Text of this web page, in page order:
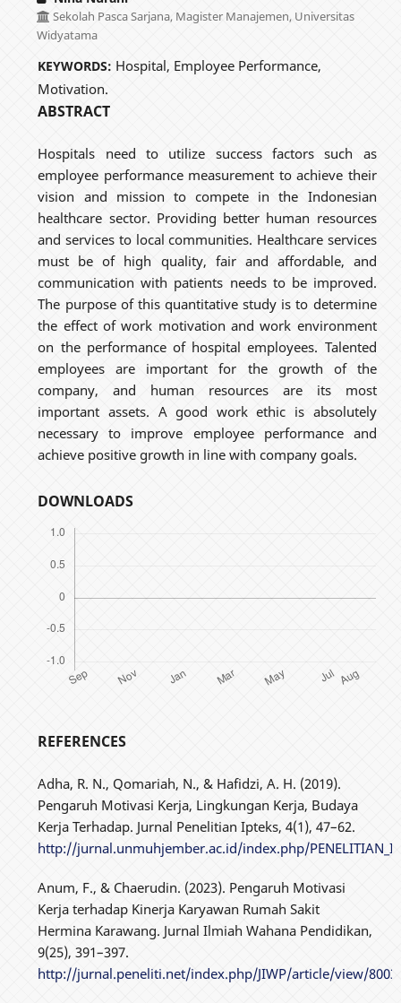
Sekolah Pasca Sarjana, Magister Manajemen, Universitas
Widyatama
KEYWORDS: Hospital, Employee Performance,
Motivation.
ABSTRACT
Hospitals need to utilize success factors such as
employee performance measurement to achieve their
vision and mission to compete in the Indonesian
healthcare sector. Providing better human resources
and services to local communities. Healthcare services
must be of high quality, fair and affordable, and
communication with patients needs to be improved.
The purpose of this quantitative study is to determine
the effect of work motivation and work environment
on the performance of hospital employees. Talented
employees are important for the growth of the
company, and human resources are its most
important assets. A good work ethic is absolutely
necessary to improve employee performance and
achieve positive growth in line with company goals.
DOWNLOADS
REFERENCES
Adha, R. N., Qomariah, N., & Hafidzi, A. H. (2019).
Pengaruh Motivasi Kerja, Lingkungan Kerja, Budaya
Kerja Terhadap. Jurnal Penelitian Ipteks, 4(1), 47–62.
http://jurnal.unmuhjember.ac.id/index.php/
Anum, F., & Chaerudin. (2023). Pengaruh Motivasi
Kerja terhadap Kinerja Karyawan Rumah Sakit
Hermina Karawang. Jurnal Ilmiah Wahana Pendidikan,
9(25), 391–397.
http://jurnal.peneliti.net/index.php/JIWP/article/view/